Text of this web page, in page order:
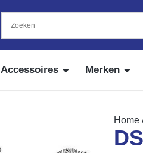
Accessoires Merken
Home